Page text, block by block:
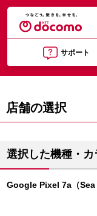
サポート
店舗の選択
選択した機種・カ
Google Pixel 7a（Sea